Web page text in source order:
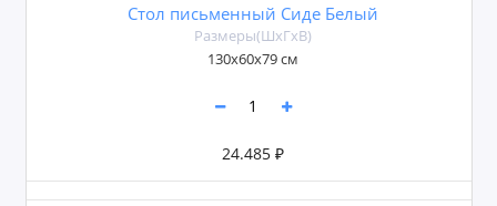
Стол письменный Сиде Белый
Размеры(ШxГxВ)
130х60х79 см
24.485 ₽